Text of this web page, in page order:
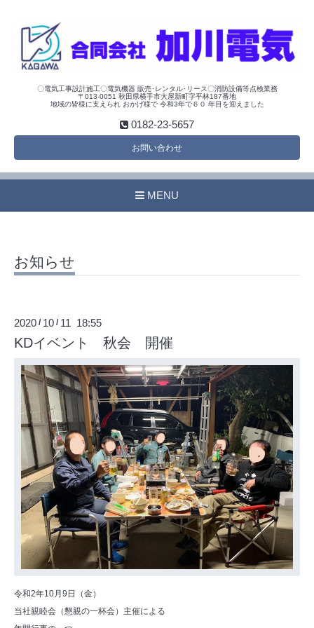
〇電気工事設計施工〇電気機器 販売･レンタル･リース〇消防設備等点検業務
〒013-0051 秋田県横手市大屋新町字平林187番地
地域の皆様に支えられ おかげ様で 令和3年で６０ 年目を迎えました
0182-23-5657
お問い合わせ
MENU
お知らせ
2020 / 10 / 11 18:55
KDイベント 秋会 開催
令和2年10月9日（金）
当社親睦会（懇親の一杯会）主催による